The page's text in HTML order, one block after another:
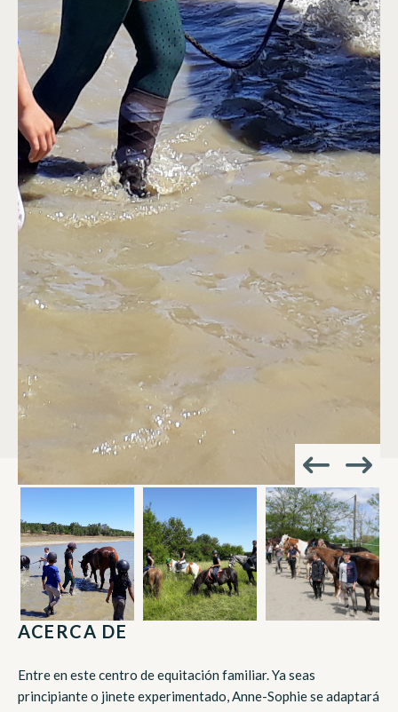
ACERCA DE
Entre en este centro de equitación familiar. Ya seas
principiante o jinete experimentado, Anne-Sophie se adaptará